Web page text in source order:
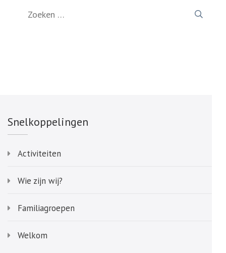
Snelkoppelingen
Activiteiten
Wie zijn wij?
Familiagroepen
Welkom